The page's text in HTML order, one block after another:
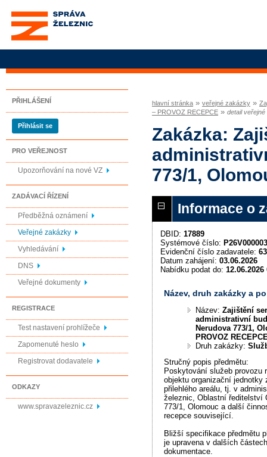
Správa železnic, státní
organizace
PŘIHLÁŠENÍ
Přihlásit se
PRO VEŘEJNOST
Upozorňování na nové VZ
ZADÁVACÍ ŘÍZENÍ
Předběžná oznámení
Veřejné zakázky
Vyhledávání
DNS
Veřejné dokumenty
REGISTRACE
Test nastavení prohlížeče
Zapomenuté heslo
Registrovat dodavatele
ODKAZY
www.spravazeleznic.cz
hlavní stránka » veřejné zakázky »
– PROVOZ RECEPCE » detail
Zakázka:
773/1,
Informace o
DBID: 17889
Systémové číslo:
Evidenční číslo zadavatele:
Datum zahájení: 03.06.2026
Nabídku podat do: 12.06.2026
Název, druh zakázky a
Název:Zajištění
administrativní
Nerudova 773/1,
PROVOZ
Druh zakázky:
Stručný popis předmětu:
Poskytování služeb provozu
objektu organizační jednotky
přilehlého areálu, tj. v
železnic, Oblastní ředitelství
773/1, Olomouc a další
recepce související.
Bližší specifikace předmětu
je upravena v dalších
dokumentace.